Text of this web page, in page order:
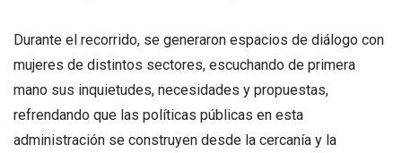
Durante el recorrido, se generaron espacios de diálogo con
mujeres de distintos sectores, escuchando de primera
mano sus inquietudes, necesidades y propuestas,
refrendando que las políticas públicas en esta
administración se construyen desde la cercanía y la